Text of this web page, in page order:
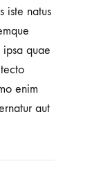
iste natus
ipsa quae
enim
aut